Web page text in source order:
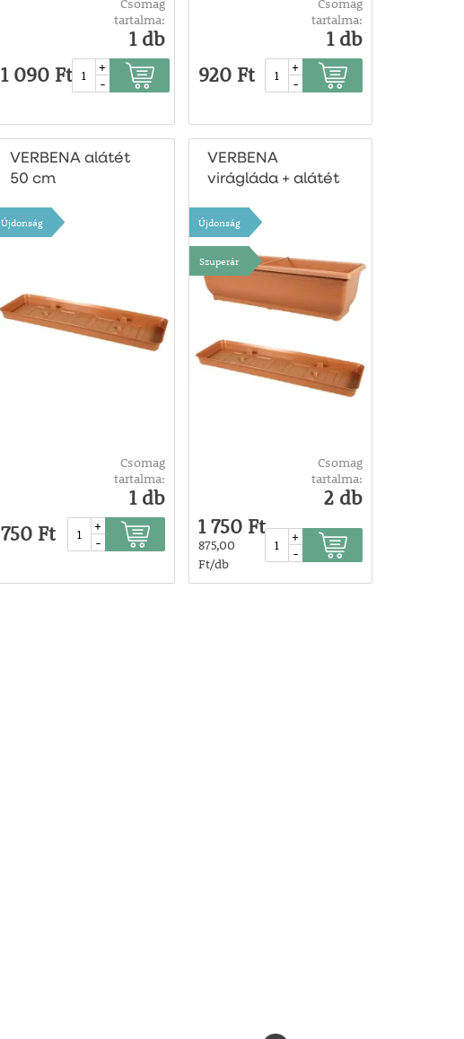
Csomag
tartalma:
1 db
1 090 Ft
+
-
Csomag
tartalma:
1 db
920 Ft
+
-
VERBENA alátét
50 cm
Újdonság
Csomag
tartalma:
1 db
750 Ft
+
-
VERBENA
virágláda + alátét
Újdonság
Szuperár
Csomag
tartalma:
2 db
1 750 Ft
875,00
Ft/db
+
-